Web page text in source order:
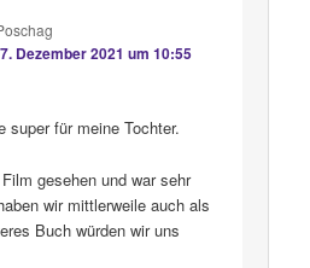
7. Dezember 2021 um 10:55
super für meine Tochter.
gesehen und war sehr
wir mittlerweile auch als
Buch würden wir uns